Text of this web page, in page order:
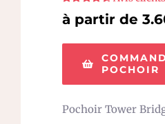
Note
sur
5
à partir de
POCHOIR
Pochoir Tower